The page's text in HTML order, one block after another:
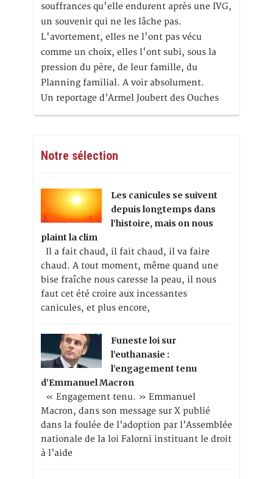
souffrances qu'elle endurent après une IVG,
un souvenir qui ne les lâche pas.
L'avortement, elles ne l'ont pas vécu
comme un choix, elles l'ont subi, sous la
pression du père, de leur famille, du
Planning familial. A voir absolument.
Un reportage d’Armel Joubert des Ouches
Notre sélection
Les canicules se suivent
depuis longtemps dans
l’histoire, mais on nous
plaint la clim
Il a fait chaud, il fait chaud, il va faire
chaud. A tout moment, même quand une
bise fraîche nous caresse la peau, il nous
faut cet été croire aux incessantes
canicules, et plus encore,
Funeste loi sur
l’euthanasie :
l’engagement tenu
d’Emmanuel Macron
« Engagement tenu. » Emmanuel
Macron, dans son message sur X publié
dans la foulée de l’adoption par l’Assemblée
nationale de la loi Falorni instituant le droit
à l’aide